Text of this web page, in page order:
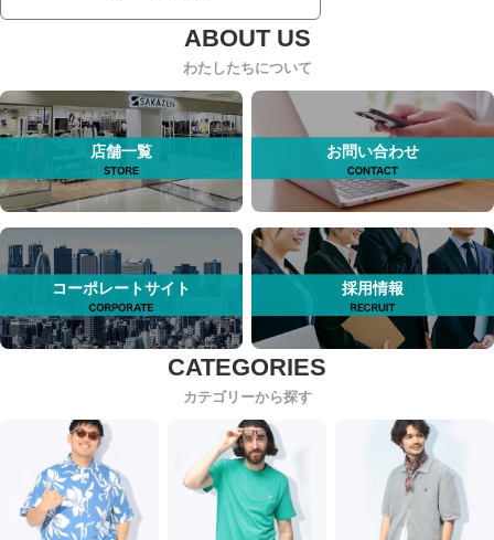
わたしたちについて
店舗一覧 お問い合わせ
コーポレートサイト 採用情報
カテゴリーから探す